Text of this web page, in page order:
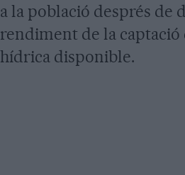
a la població després de
rendiment de la
hídrica disponible.